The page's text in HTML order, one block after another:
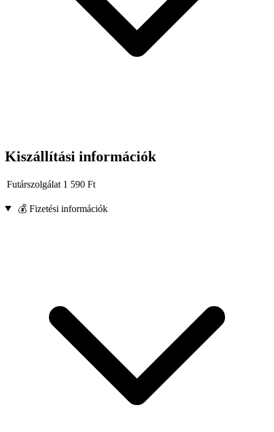
Kiszállítási információk
Futárszolgálat 1 590 Ft
💰 Fizetési információk